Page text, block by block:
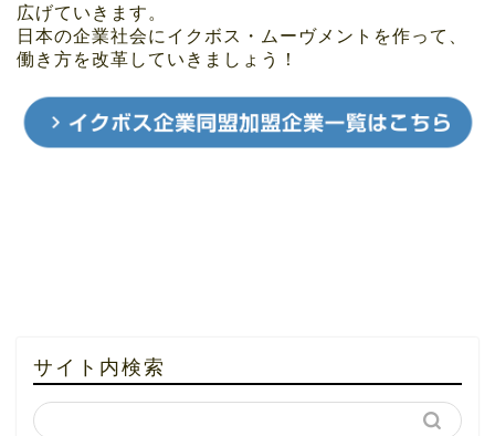
広げていきます。
日本の企業社会にイクボス・ムーヴメントを作って、
働き方を改革していきましょう！
サイト内検索